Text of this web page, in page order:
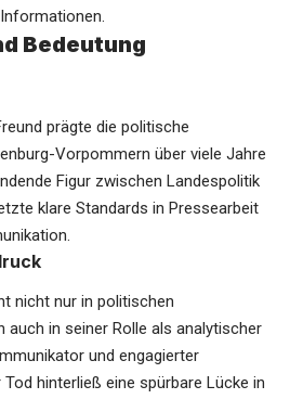
Bedeutung
prägte die politische
Vorpommern über viele Jahre
Figur zwischen Landespolitik
klare Standards in Pressearbeit
nicht nur in politischen
auch in seiner Rolle als analytischer
und engagierter
hinterließ eine spürbare Lücke in